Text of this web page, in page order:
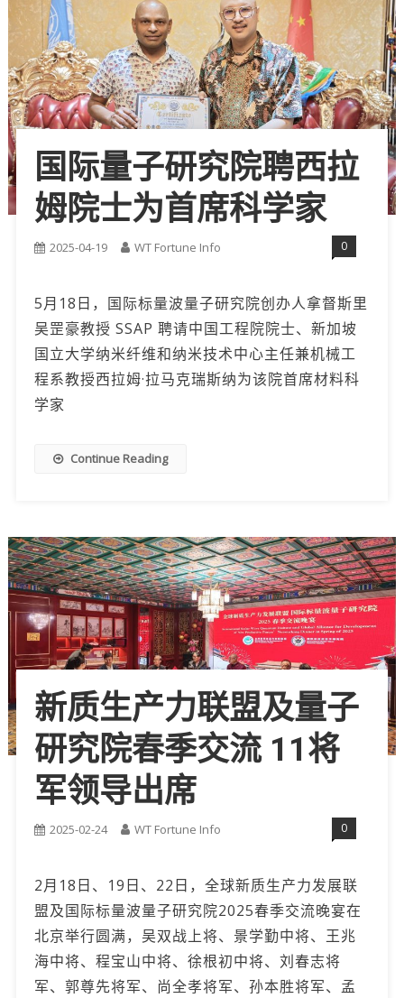
国际量子研究院聘西拉
姆院士为首席科学家
2025-04-19 WT Fortune Info 0
5月18日，国际标量波量子研究院创办人拿督斯里
吴罡豪教授 SSAP 聘请中国工程院院士、新加坡
国立大学纳米纤维和纳米技术中心主任兼机械工
程系教授西拉姆·拉马克瑞斯纳为该院首席材料科
学家
Continue Reading
新质生产力联盟及量子
研究院春季交流 11将
军领导出席
2025-02-24 WT Fortune Info 0
2月18日、19日、22日，全球新质生产力发展联
盟及国际标量波量子研究院2025春季交流晚宴在
北京举行圆满，吴双战上将、景学勤中将、王兆
海中将、程宝山中将、徐根初中将、刘春志将
军、郭尊先将军、尚全孝将军、孙本胜将军、孟